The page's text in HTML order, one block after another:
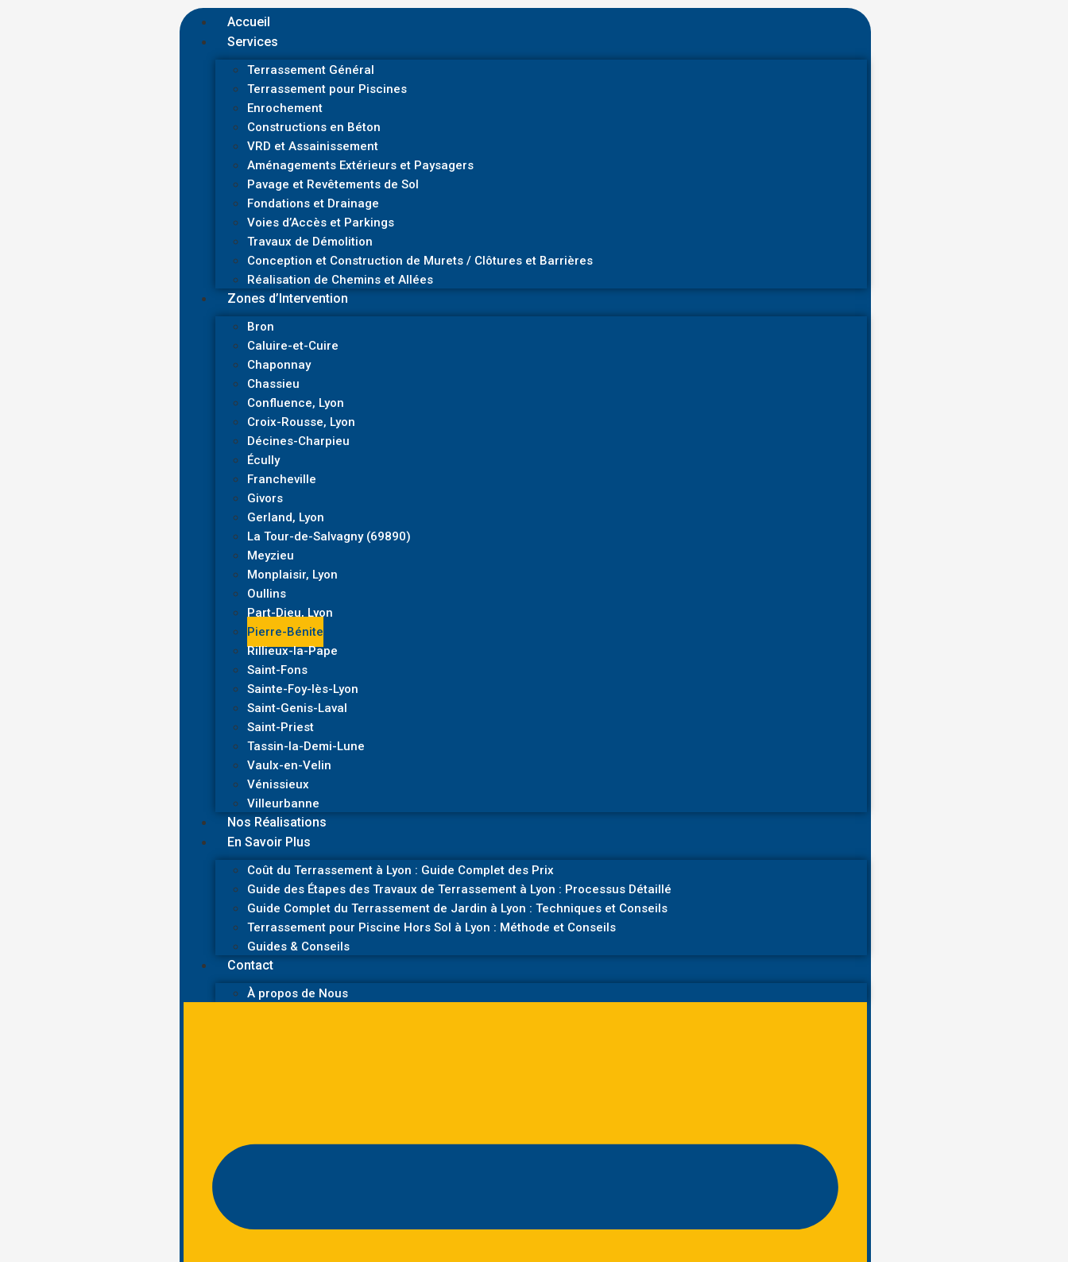
Accueil
Services
Terrassement Général
Terrassement pour Piscines
Enrochement
Constructions en Béton
VRD et Assainissement
Aménagements Extérieurs et Paysagers
Pavage et Revêtements de Sol
Fondations et Drainage
Voies d’Accès et Parkings
Travaux de Démolition
Conception et Construction de Murets / Clôtures et Barrières
Réalisation de Chemins et Allées
Zones d’Intervention
Bron
Caluire-et-Cuire
Chaponnay
Chassieu
Confluence, Lyon
Croix-Rousse, Lyon
Décines-Charpieu
Écully
Francheville
Givors
Gerland, Lyon
La Tour-de-Salvagny (69890)
Meyzieu
Monplaisir, Lyon
Oullins
Part-Dieu, Lyon
Pierre-Bénite
Rillieux-la-Pape
Saint-Fons
Sainte-Foy-lès-Lyon
Saint-Genis-Laval
Saint-Priest
Tassin-la-Demi-Lune
Vaulx-en-Velin
Vénissieux
Villeurbanne
Nos Réalisations
En Savoir Plus
Coût du Terrassement à Lyon : Guide Complet des Prix
Guide des Étapes des Travaux de Terrassement à Lyon : Processus Détaillé
Guide Complet du Terrassement de Jardin à Lyon : Techniques et Conseils
Terrassement pour Piscine Hors Sol à Lyon : Méthode et Conseils
Guides & Conseils
Contact
À propos de Nous